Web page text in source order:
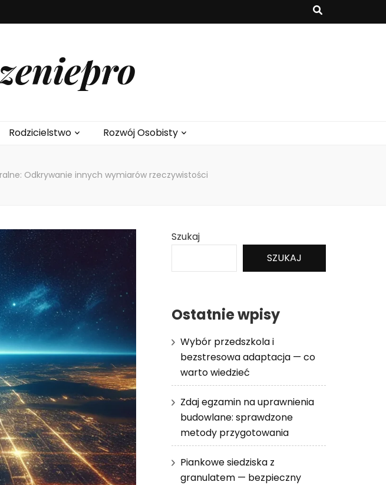
Rodzicielstwo Rozwój Osobisty
Odkrywanie innych wymiarów rzeczywistości
Szukaj
SZUKAJ
Ostatnie wpisy
Wybór przedszkola i
bezstresowa adaptacja — co
warto wiedzieć
Zdaj egzamin na uprawnienia
budowlane: sprawdzone
metody przygotowania
Piankowe siedziska z
granulatem — bezpieczny